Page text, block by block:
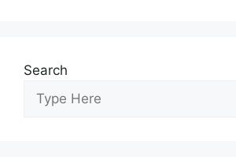
Search